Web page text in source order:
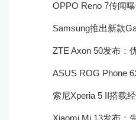
ZTE Axon 50发布：